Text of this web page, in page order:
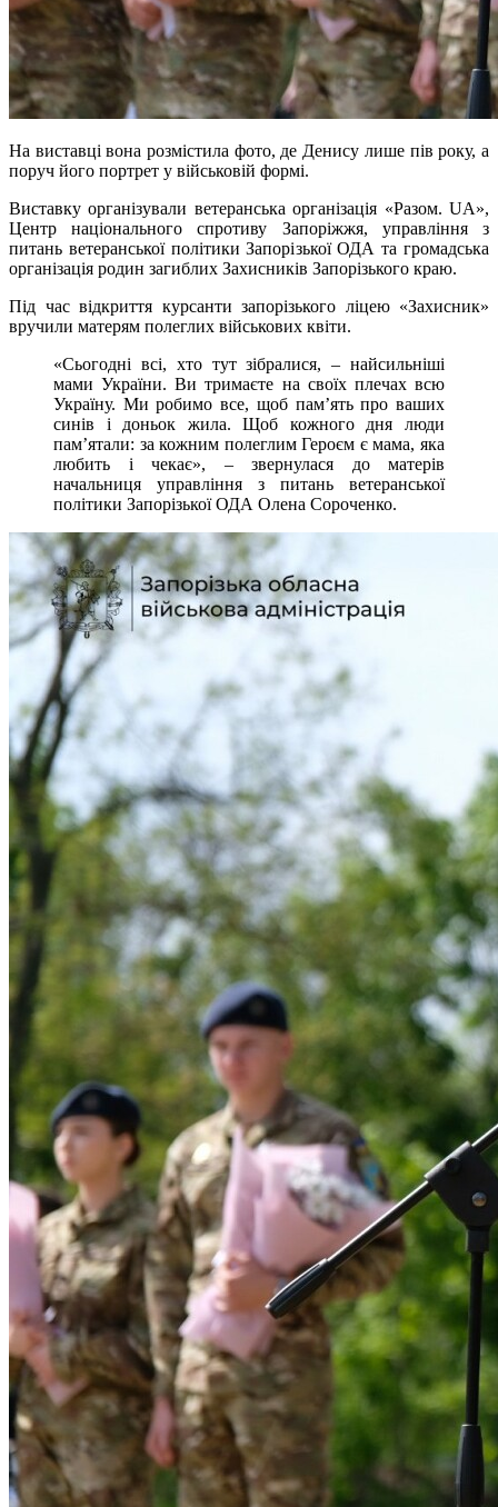
На виставці вона розмістила фото, де Денису лише пів року, а
поруч його портрет у військовій формі.
Виставку організували ветеранська організація «Разом. UA»,
Центр національного спротиву Запоріжжя, управління з
питань ветеранської політики Запорізької ОДА та громадська
організація родин загиблих Захисників Запорізького краю.
Під час відкриття курсанти запорізького ліцею «Захисник»
вручили матерям полеглих військових квіти.
«Сьогодні всі, хто тут зібралися, – найсильніші
мами України. Ви тримаєте на своїх плечах всю
Україну. Ми робимо все, щоб пам’ять про ваших
синів і доньок жила. Щоб кожного дня люди
пам’ятали: за кожним полеглим Героєм є мама, яка
любить і чекає», – звернулася до матерів
начальниця управління з питань ветеранської
політики Запорізької ОДА Олена Сороченко.